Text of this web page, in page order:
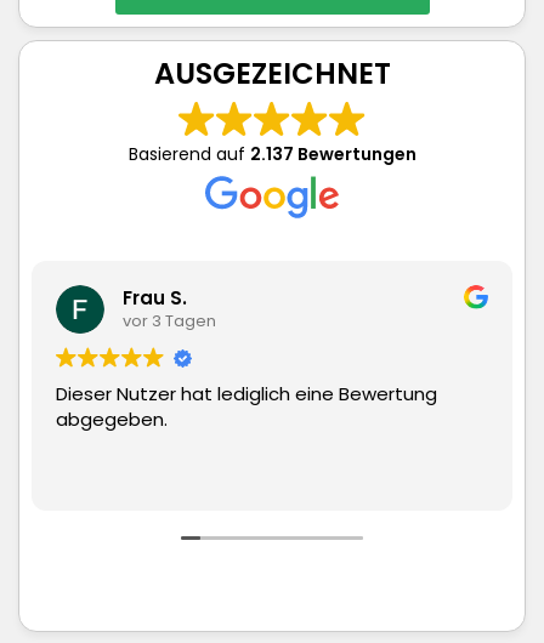
AUSGEZEICHNET
Basierend auf 2.137 Bewertungen
Frau S.
vor 3 Tagen
Nutzer hat lediglich eine Bewertung